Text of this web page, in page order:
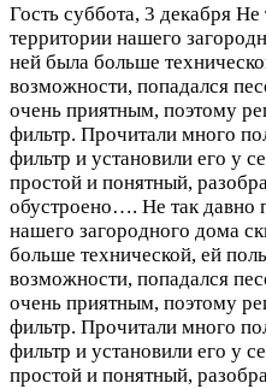
Гость суббота, 3 декабря Не
территории нашего
ней была больше
возможности, попадался
очень приятным, поэтому
фильтр. Прочитали много
фильтр и установили его у
простой и понятный,
обустроено…. Не так давно
нашего загородного дома
больше технической, ей
возможности, попадался
очень приятным, поэтому
фильтр. Прочитали много
фильтр и установили его у
простой и понятный,